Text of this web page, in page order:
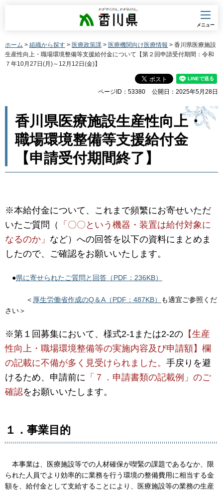
香川県
メニュー
ホーム > 組織から探す > 医療政策課 > 医療機関向け医療情報 > 香川県医療施設
生産性向上・職場環境整備等支援給付金について【第２回申請受付期間：令和
７年10月27日(月)～12月12日(金)】
ページID：53380 公開日：2025年5月28日
香川県医療施設生産性向上・
職場環境整備等支援給付金
【申請受付期間終了】
※本給付金について、これまで頻繁にお寄せいただ
いたご質問（
「〇〇という機器・装置は給付対象に
なるのか」 など）への回答を以下の資料にまとめま
したので、ご確認をお願いいたします。
●県に寄せられたご質問と回答（PDF：236KB）
＜ 厚生労働省作成のQ＆A（PDF：487KB）
も適宜ご参照くだ
さい＞
※第１回募集において、様式2-1または2-2の 【生産
性向上・職場環境整備等の実施内容及び申請額】欄
の記載に不備が多く見受けられました。 手戻りを避
けるため、申請前に 「７．申請書類の記載例」のご
確認をお願いいたします。
１．事業目的
本事業は、医療施設等での人材確保が喫緊の課題であるなか、限
られた人員でより効率的に業務を行う環境の整備費用に相当する金
額を、給付金として支給することにより、医療施設等の業務の生産